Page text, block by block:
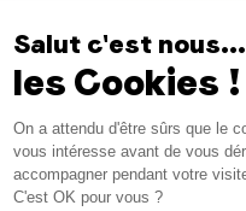
Salut c'est nous...
les Cookies !
Consent
On a attendu d'être sûrs que le
vous intéresse avant de vous
accompagner pendant votre
C'est OK pour vous ?